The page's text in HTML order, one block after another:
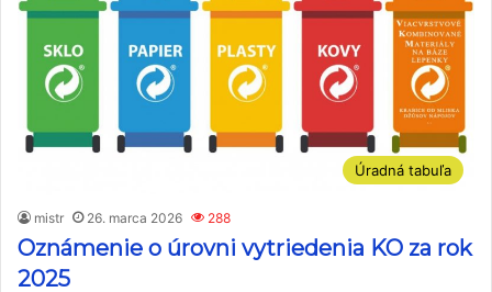
Úradná tabuľa
mistr 26. marca 2026 288
Oznámenie o úrovni vytriedenia KO za rok
2025